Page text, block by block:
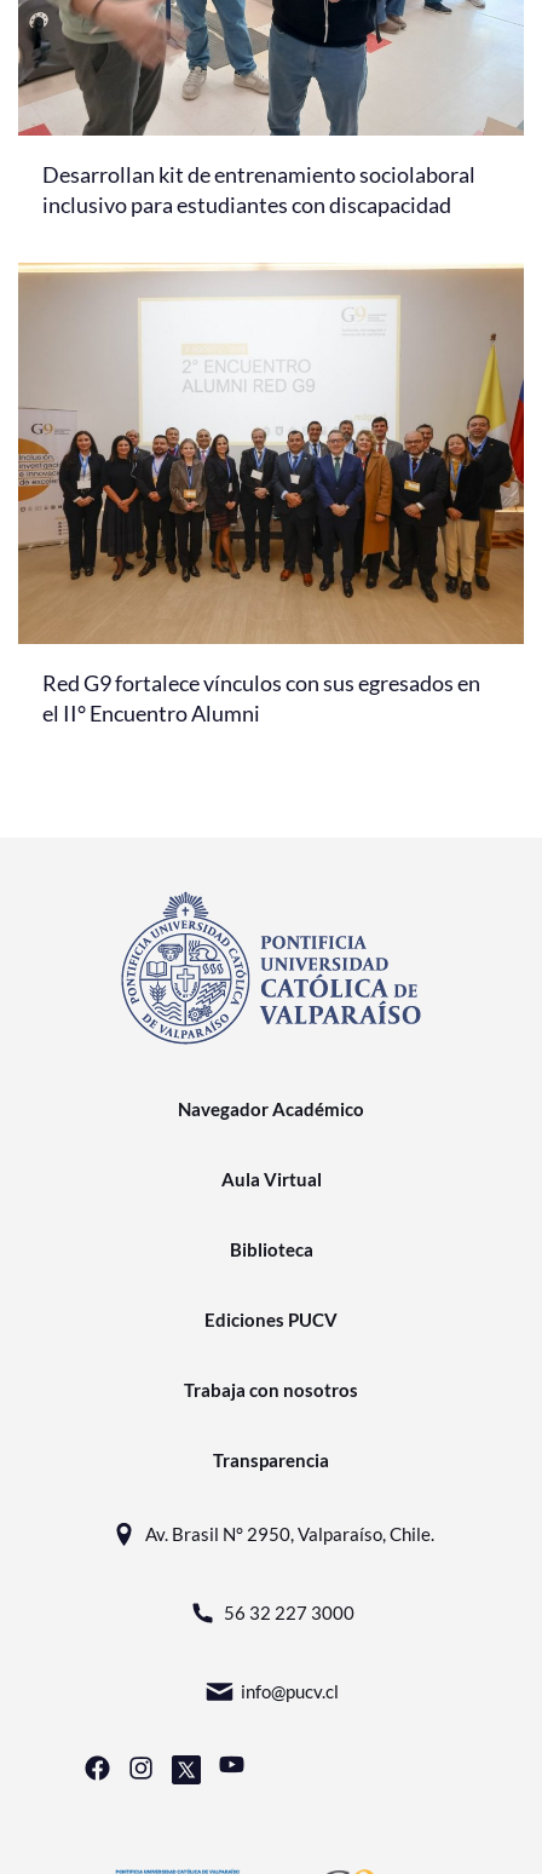
Desarrollan kit de entrenamiento sociolaboral
inclusivo para estudiantes con discapacidad
Red G9 fortalece vínculos con sus egresados en
el II° Encuentro Alumni
Navegador Académico
Aula Virtual
Biblioteca
Ediciones PUCV
Trabaja con nosotros
Transparencia
Av. Brasil N° 2950, Valparaíso, Chile.
56 32 227 3000
info@pucv.cl